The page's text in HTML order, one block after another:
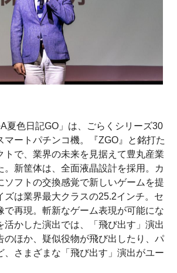
夏色日記GO」は、ごらくシリーズ30
マートパチンコ機。『ZGO』と銘打た
トで、業界の未来を見据えて豊丸産業
。新筐体は、全面液晶設計を採用。カ
ソフトの交換感覚で新しいゲームを提
ズは業界最大クラスの25.2インチ。セ
で再現。斬新なゲーム表現が可能にな
活かした演出では、「飛び出す」演出
のほか、疑似役物が飛び出したり、パ
、さまざまな「飛び出す」演出がユー